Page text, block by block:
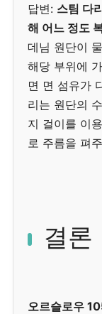
답변: 스팀 다
해 어느 정도
데님 원단이
해당 부위에
면 면 섬유가
리는 원단의
지 걸이를 이
로 주름을 펴
결론
오르슬로우